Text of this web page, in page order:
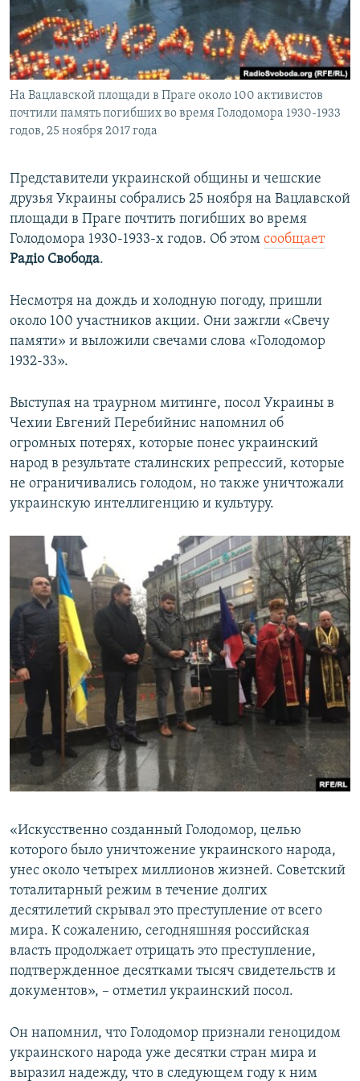
ПОБЕДИТЕЛЕЙ НЕ СУДЯТ?
КРЫМ.НЕПОКОРЕННЫЙ
ELIFBE
УКРАИНСКАЯ ПРОБЛЕМА КРЫМА
ПРИСОЕДИНЯЙТЕСЬ!
Все сайты RFE/RL
На Вацлавской площади в Праге около 100 активистов
почтили память погибших во время Голодомора 1930-1933
годов, 25 ноября 2017 года
Представители украинской общины и чешские
друзья Украины собрались 25 ноября на Вацлавской
площади в Праге почтить погибших во время
Голодомора 1930-1933-х годов. Об этом сообщает
Радіо Свобода.
Несмотря на дождь и холодную погоду, пришли
около 100 участников акции. Они зажгли «Свечу
памяти» и выложили свечами слова «Голодомор
1932-33».
Выступая на траурном митинге, посол Украины в
Чехии Евгений Перебийнис напомнил об
огромных потерях, которые понес украинский
народ в результате сталинских репрессий, которые
не ограничивались голодом, но также уничтожали
украинскую интеллигенцию и культуру.
«Искусственно созданный Голодомор, целью
которого было уничтожение украинского народа,
унес около четырех миллионов жизней. Советский
тоталитарный режим в течение долгих
десятилетий скрывал это преступление от всего
мира. К сожалению, сегодняшняя российская
власть продолжает отрицать это преступление,
подтвержденное десятками тысяч свидетельств и
документов», – отметил украинский посол.
Он напомнил, что Голодомор признали геноцидом
украинского народа уже десятки стран мира и
выразил надежду, что в следующем году к ним